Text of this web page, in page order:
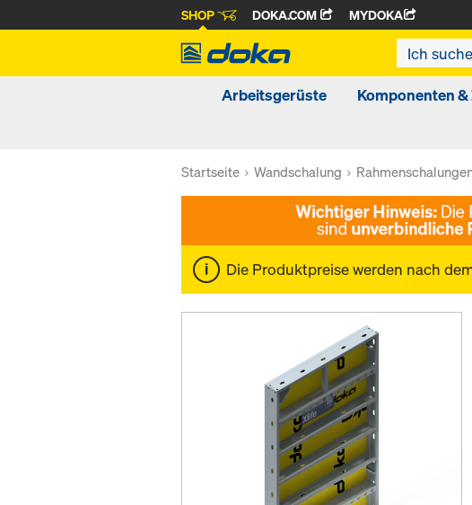
SHOP DOKA.COM MYDOKA
Arbeitsgerüste Komponenten
Startseite Wandschalung
Die Produktpreise werden nach